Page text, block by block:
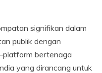
signifikan dalam
publik dengan
bertenaga
yang dirancang untuk